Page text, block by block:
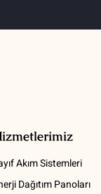
Akım Sistemleri
Dağıtım Panoları